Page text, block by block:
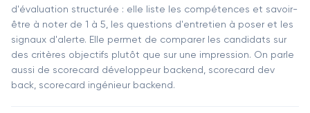
d'évaluation structurée : elle liste les compétences et savoir-
être à noter de 1 à 5, les questions d'entretien à poser et les
signaux d'alerte. Elle permet de comparer les candidats sur
des critères objectifs plutôt que sur une impression. On parle
aussi de scorecard développeur backend, scorecard dev
back, scorecard ingénieur backend.